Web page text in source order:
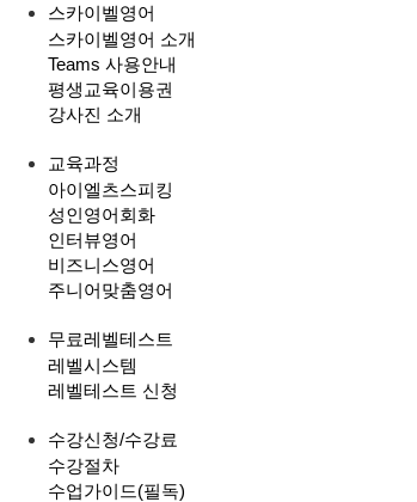
스카이벨영어
스카이벨영어 소개
Teams 사용안내
평생교육이용권
강사진 소개
교육과정
아이엘츠스피킹
성인영어회화
인터뷰영어
비즈니스영어
주니어맞춤영어
무료레벨테스트
레벨시스템
레벨테스트 신청
수강신청/수강료
수강절차
수업가이드(필독)